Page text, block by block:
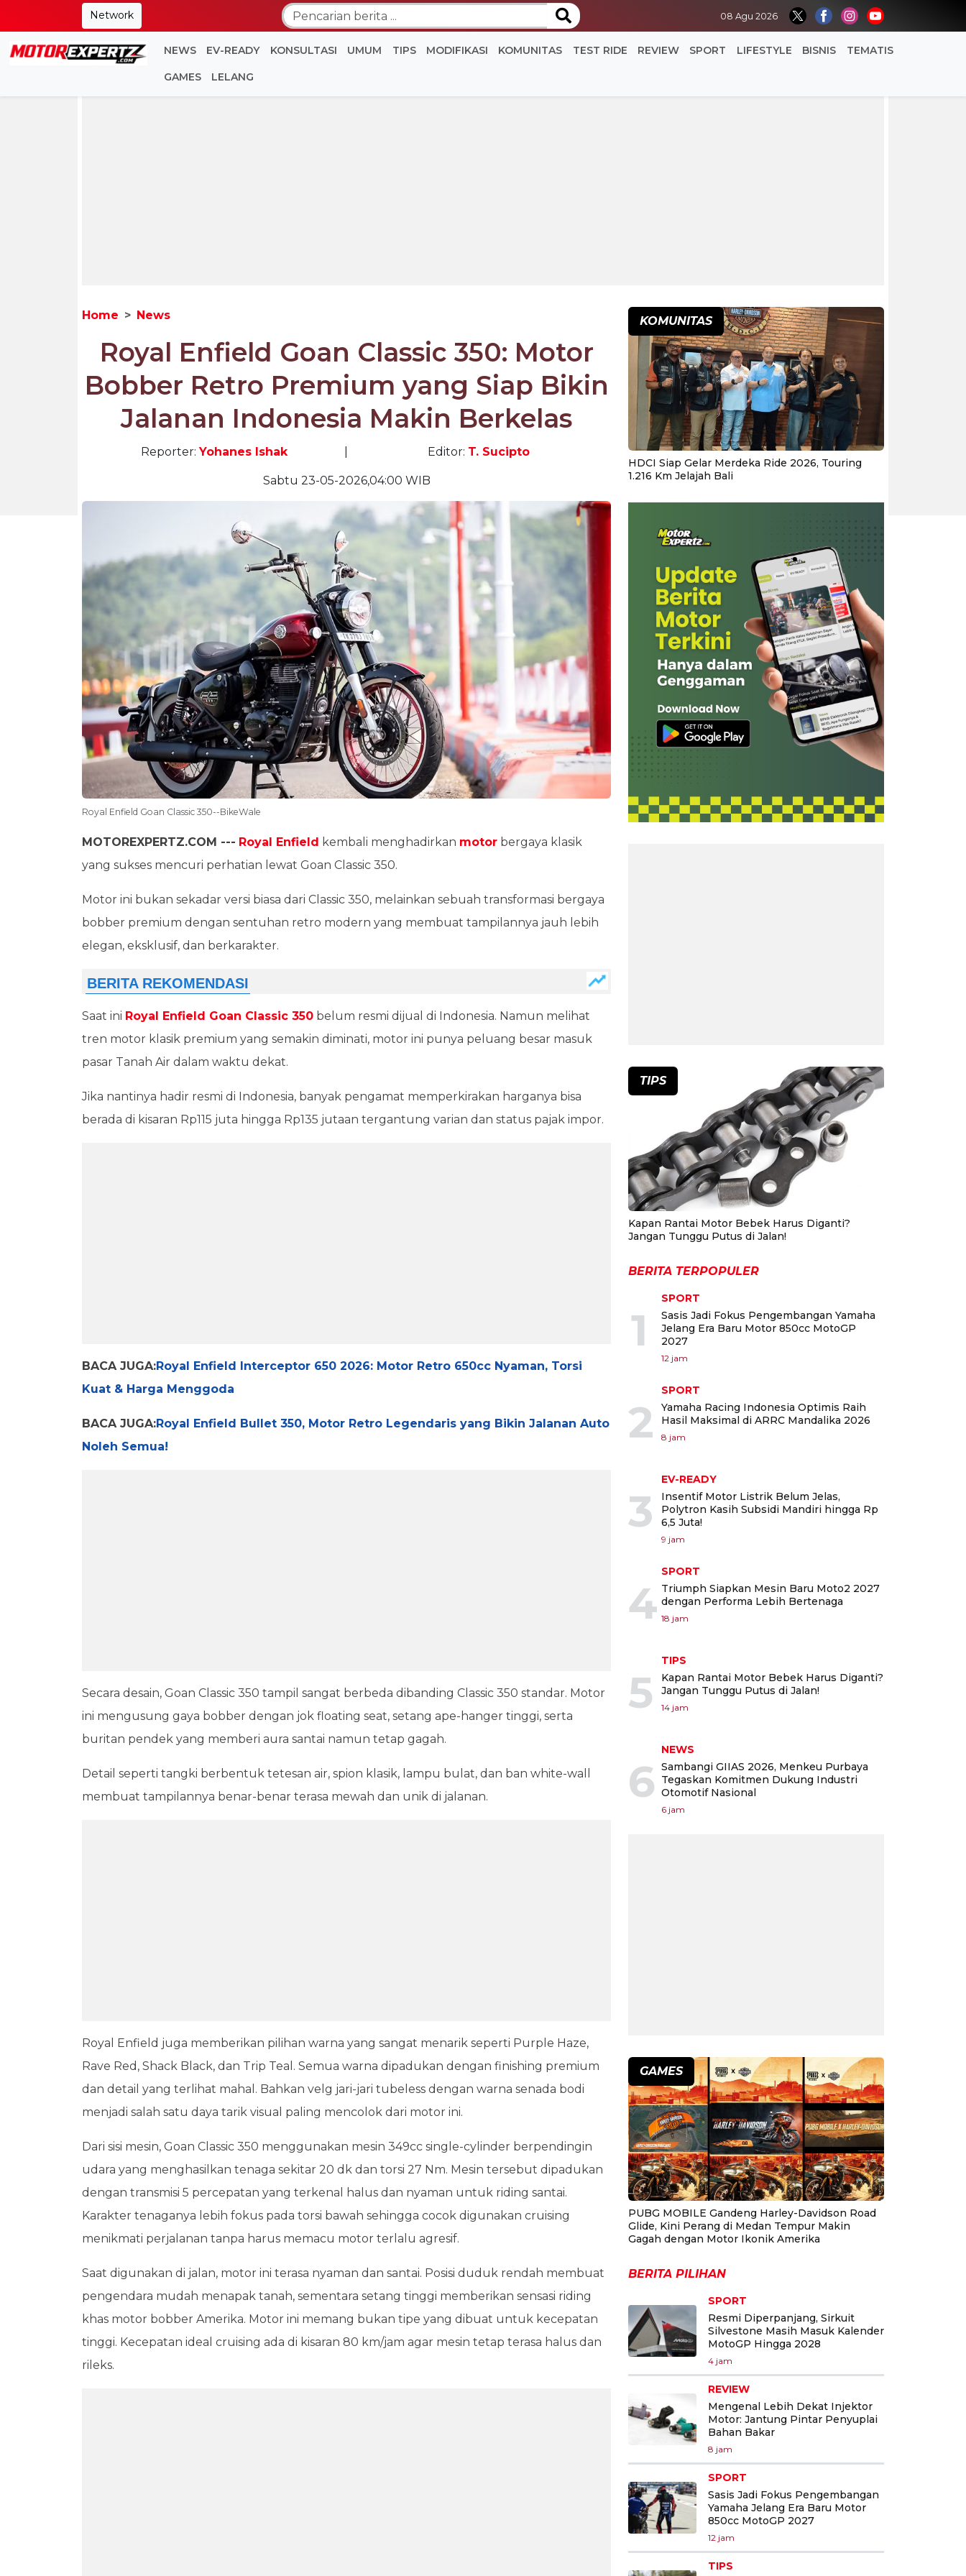
Network 08 Agu 2026
NEWS EV-READY KONSULTASI UMUM TIPS MODIFIKASI KOMUNITAS TEST RIDE REVIEW SPORT LIFESTYLE BISNIS TEMATIS
GAMES LELANG
Home News
Royal Enfield Goan Classic 350: Motor
Bobber Retro Premium yang Siap Bikin
Jalanan Indonesia Makin Berkelas
Reporter:Yohanes Ishak Editor: T. Sucipto
Sabtu 23-05-2026,04:00 WIB
Royal Enfield Goan Classic 350--BikeWale
MOTOREXPERTZ.COM --- Royal Enfield kembali menghadirkan motor bergaya klasik
yang sukses mencuri perhatian lewat Goan Classic 350.
Motor ini bukan sekadar versi biasa dari Classic 350, melainkan sebuah transformasi bergaya
bobber premium dengan sentuhan retro modern yang membuat tampilannya jauh lebih
elegan, eksklusif, dan berkarakter.
Saat ini Royal Enfield Goan Classic 350 belum resmi dijual di Indonesia. Namun melihat
tren motor klasik premium yang semakin diminati, motor ini punya peluang besar masuk
pasar Tanah Air dalam waktu dekat.
Jika nantinya hadir resmi di Indonesia, banyak pengamat memperkirakan harganya bisa
berada di kisaran Rp115 juta hingga Rp135 jutaan tergantung varian dan status pajak impor.
BACA JUGA:Royal Enfield Interceptor 650 2026: Motor Retro 650cc Nyaman, Torsi
Kuat & Harga Menggoda
BACA JUGA:Royal Enfield Bullet 350, Motor Retro Legendaris yang Bikin Jalanan Auto
Noleh Semua!
Secara desain, Goan Classic 350 tampil sangat berbeda dibanding Classic 350 standar. Motor
ini mengusung gaya bobber dengan jok floating seat, setang ape-hanger tinggi, serta
buritan pendek yang memberi aura santai namun tetap gagah.
Detail seperti tangki berbentuk tetesan air, spion klasik, lampu bulat, dan ban white-wall
membuat tampilannya benar-benar terasa mewah dan unik di jalanan.
Royal Enfield juga memberikan pilihan warna yang sangat menarik seperti Purple Haze,
Rave Red, Shack Black, dan Trip Teal. Semua warna dipadukan dengan finishing premium
dan detail yang terlihat mahal. Bahkan velg jari-jari tubeless dengan warna senada bodi
menjadi salah satu daya tarik visual paling mencolok dari motor ini.
Dari sisi mesin, Goan Classic 350 menggunakan mesin 349cc single-cylinder berpendingin
udara yang menghasilkan tenaga sekitar 20 dk dan torsi 27 Nm. Mesin tersebut dipadukan
dengan transmisi 5 percepatan yang terkenal halus dan nyaman untuk riding santai.
Karakter tenaganya lebih fokus pada torsi bawah sehingga cocok digunakan cruising
menikmati perjalanan tanpa harus memacu motor terlalu agresif.
Saat digunakan di jalan, motor ini terasa nyaman dan santai. Posisi duduk rendah membuat
pengendara mudah menapak tanah, sementara setang tinggi memberikan sensasi riding
khas motor bobber Amerika. Motor ini memang bukan tipe yang dibuat untuk kecepatan
tinggi. Kecepatan ideal cruising ada di kisaran 80 km/jam agar mesin tetap terasa halus dan
rileks.
KOMUNITAS
HDCI Siap Gelar Merdeka Ride 2026, Touring
1.216 Km Jelajah Bali
TIPS
Kapan Rantai Motor Bebek Harus Diganti?
Jangan Tunggu Putus di Jalan!
BERITA TERPOPULER
1
SPORT
Sasis Jadi Fokus Pengembangan Yamaha
Jelang Era Baru Motor 850cc MotoGP
2027
12 jam
2
SPORT
Yamaha Racing Indonesia Optimis Raih
Hasil Maksimal di ARRC Mandalika 2026
8 jam
3
EV-READY
Insentif Motor Listrik Belum Jelas,
Polytron Kasih Subsidi Mandiri hingga Rp
6,5 Juta!
9 jam
4
SPORT
Triumph Siapkan Mesin Baru Moto2 2027
dengan Performa Lebih Bertenaga
18 jam
5
TIPS
Kapan Rantai Motor Bebek Harus Diganti?
Jangan Tunggu Putus di Jalan!
14 jam
6
NEWS
Sambangi GIIAS 2026, Menkeu Purbaya
Tegaskan Komitmen Dukung Industri
Otomotif Nasional
6 jam
GAMES
PUBG MOBILE Gandeng Harley-Davidson Road
Glide, Kini Perang di Medan Tempur Makin
Gagah dengan Motor Ikonik Amerika
BERITA PILIHAN
SPORT
Resmi Diperpanjang, Sirkuit
Silvestone Masih Masuk Kalender
MotoGP Hingga 2028
4 jam
REVIEW
Mengenal Lebih Dekat Injektor
Motor: Jantung Pintar Penyuplai
Bahan Bakar
8 jam
SPORT
Sasis Jadi Fokus Pengembangan
Yamaha Jelang Era Baru Motor
850cc MotoGP 2027
12 jam
TIPS